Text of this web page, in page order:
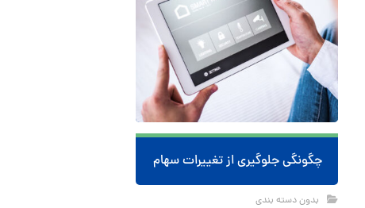
چگونگی جلوگیری از تغییرات سهام
بدون دسته بندی